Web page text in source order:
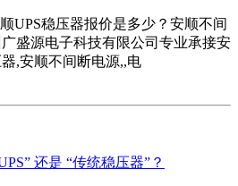
UPS稳压器报价是多少？安顺不间
盛源电子科技有限公司专业承接安
,安顺不间断电源,,电
还是 “传统稳压器”？